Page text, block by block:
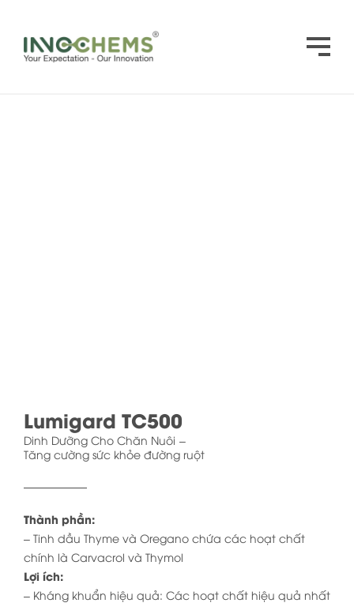
Lumigard TC500
Dinh Dưỡng Cho Chăn Nuôi
Tăng cường sức khỏe đường ruột
Thành phần:
– Tinh dầu Thyme và Oregano chứa các hoạt chất
chính là Carvacrol và Thymol
Lợi ích:
– Kháng khuẩn hiệu quả: Các hoạt chất hiệu quả nhất